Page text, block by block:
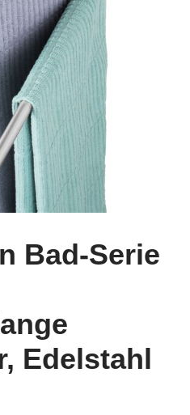
Bad-Serie
Edelstahl